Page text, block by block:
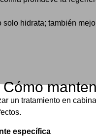
solo hidrata; también
Cómo
un tratamiento en
específica